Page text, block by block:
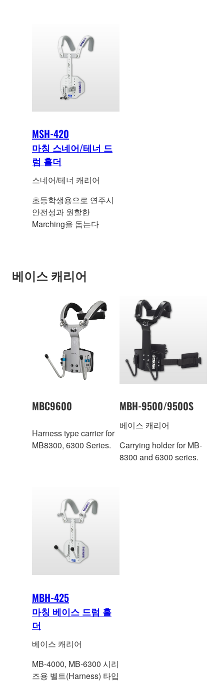
MSH-420
마칭 스네어/테너 드
럼 홀더
스네어/테너 캐리어
초등학생용으로 연주시
안전성과 원할한
Marching을 돕는다
베이스 캐리어
MBC9600
Harness type carrier for
MB8300, 6300 Series.
MBH-9500/9500S
베이스 캐리어
Carrying holder for MB-
8300 and 6300 series.
MBH-425
마칭 베이스 드럼 홀
더
베이스 캐리어
MB-4000, MB-6300 시리
즈용 벨트(Harness) 타입